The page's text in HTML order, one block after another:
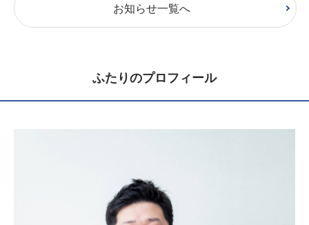
お知らせ一覧へ
ふたりのプロフィール